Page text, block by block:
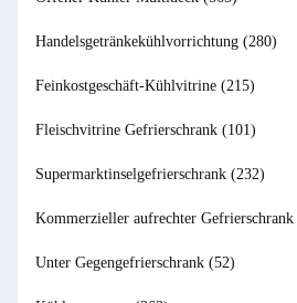
Handelsgetränkekühlvorrichtung (280)
Feinkostgeschäft-Kühlvitrine (215)
Fleischvitrine Gefrierschrank (101)
Supermarktinselgefrierschrank (232)
Kommerzieller aufrechter Gefrierschrank
Unter Gegengefrierschrank (52)